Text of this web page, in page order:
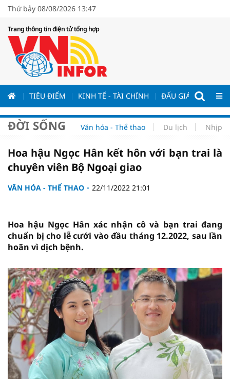
Thứ bảy 08/08/2026 13:47
Trang thông tin điện tử tổng hợp
TIÊU ĐIỂM KINH TẾ - TÀI CHÍNH ĐẤU GIÁ - ĐẤU
ĐỜI SỐNG Văn hóa - Thể thao Du lịch Nhịp
Hoa hậu Ngọc Hân kết hôn với bạn trai là
chuyên viên Bộ Ngoại giao
VĂN HÓA - THỂ THAO 22/11/2022 21:01
Hoa hậu Ngọc Hân xác nhận cô và bạn trai đang
chuẩn bị cho lễ cưới vào đầu tháng 12.2022, sau lần
hoãn vì dịch bệnh.